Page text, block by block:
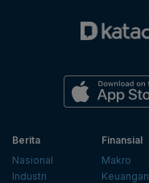
Berita
Nasional
Industri
Finansial
Makro
Keuangan